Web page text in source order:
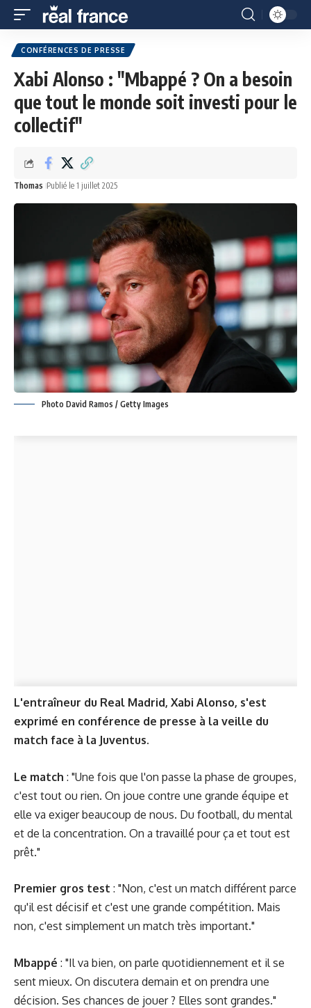
CONFÉRENCES DE PRESSE
Xabi Alonso : "Mbappé ? On a besoin
que tout le monde soit investi pour le
collectif"
Thomas Publié le 1 juillet 2025
Photo David Ramos / Getty Images
L'entraîneur du Real Madrid, Xabi Alonso, s'est
exprimé en conférence de presse à la veille du
match face à la Juventus.
Le match : "Une fois que l'on passe la phase de groupes,
c'est tout ou rien. On joue contre une grande équipe et
elle va exiger beaucoup de nous. Du football, du mental
et de la concentration. On a travaillé pour ça et tout est
prêt."
Premier gros test : "Non, c'est un match différent parce
qu'il est décisif et c'est une grande compétition. Mais
non, c'est simplement un match très important."
Mbappé : "Il va bien, on parle quotidiennement et il se
sent mieux. On discutera demain et on prendra une
décision. Ses chances de jouer ? Elles sont grandes."